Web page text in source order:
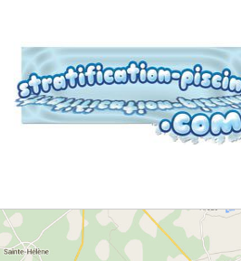
Neuf ou rénovation